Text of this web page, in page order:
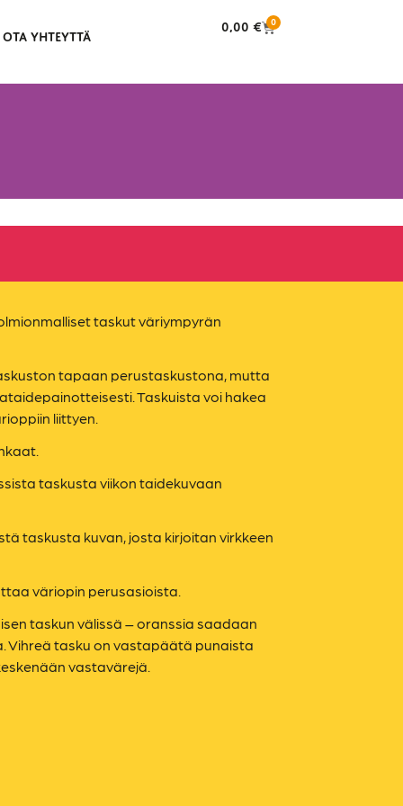
OTA YHTEYTTÄ
0,00 € 0
taskut väriympyrän
tapaan perustaskustona, mutta
Taskuista voi hakea
liittyen.
taskusta viikon taidekuvaan
taskusta kuvan, josta kirjoitan virkkeen
väriopin perusasioista.
taskun välissä – oranssia saadaan
Vihreä tasku on vastapäätä punaista
vastavärejä.